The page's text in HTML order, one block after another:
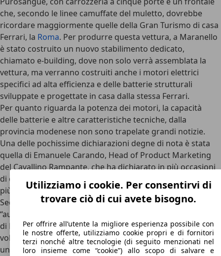
che, secondo le linee camuffate del muletto, dovrebbe
ricordare maggiormente quelle della Gran Turismo di casa
Ferrari, la Roma. Per produrre questa vettura, a Maranello
è stato costruito un nuovo stabilimento dedicato,
chiamato e-building, dove non solo verrà assemblata la
vettura, ma verranno costruiti anche i motori elettrici
specifici ad alta efficienza e delle batterie strutturali
sviluppate e progettate in casa dalla stessa Ferrari.
Per quanto riguarda la potenza dei motori, la capacità
delle batterie e altre caratteristiche tecniche, dalla
provincia modenese non sono trapelate grandi notizie.
Una delle pochissime dichiarazioni degne di nota è stata
quella di Emanuele Carando, Head of Product Marketing
del Cavallino Rampante, che ha dichiarato in più occasioni
di come Ferrari stia lavorando su una delle caratteristiche
più importanti per una vettura della Casa:il sound.
Secondo Carando, il suono di questa elettrica sarà
“autentico, da vera Ferrari”. In attesa del primo dei modelli
di Ferrari elettrica della storia della Casa di Maranello, chi
volesse già sperimentare l’esperienza di guidare
un’automobile con il Cavallino sul volante senza generare
Utilizziamo i cookie. Per consentirvi di
trovare ciò di cui avete bisogno.
Per offrire all’utente la migliore esperienza possibile con
le nostre offerte, utilizziamo cookie propri e di fornitori
terzi nonché altre tecnologie (di seguito menzionati nel
loro insieme come “cookie”) allo scopo di salvare e